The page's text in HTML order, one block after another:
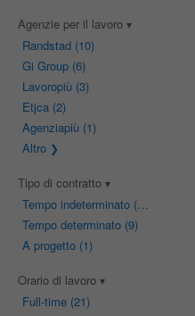
Agenzie per il lavoro
Randstad(10)
Gi Group(6)
Lavoropiù(3)
Etjca(2)
Agenziapiù(1)
Altro
Tipo di contratto
Tempo indeterminato(14)
Tempo determinato(9)
A progetto(1)
Orario di lavoro
Full-time(21)